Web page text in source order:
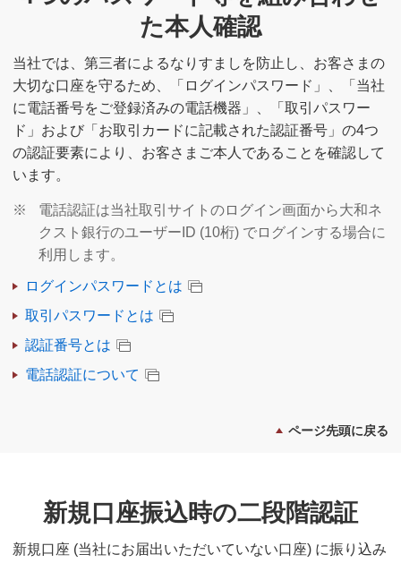
た本人確認
当社では、第三者によるなりすましを防止し、お客さまの
大切な口座を守るため、「ログインパスワード」、「当社
に電話番号をご登録済みの電話機器」、「取引パスワー
ド」および「お取引カードに記載された認証番号」の4つ
の認証要素により、お客さまご本人であることを確認して
います。
※
電話認証は当社取引サイトのログイン画面から大和ネ
クスト銀行のユーザーID (10桁) でログインする場合に
利用します。
ログインパスワードとは
取引パスワードとは
認証番号とは
電話認証について
ページ先頭に戻る
新規口座振込時の二段階認証
新規口座 (当社にお届出いただいていない口座) に振り込み